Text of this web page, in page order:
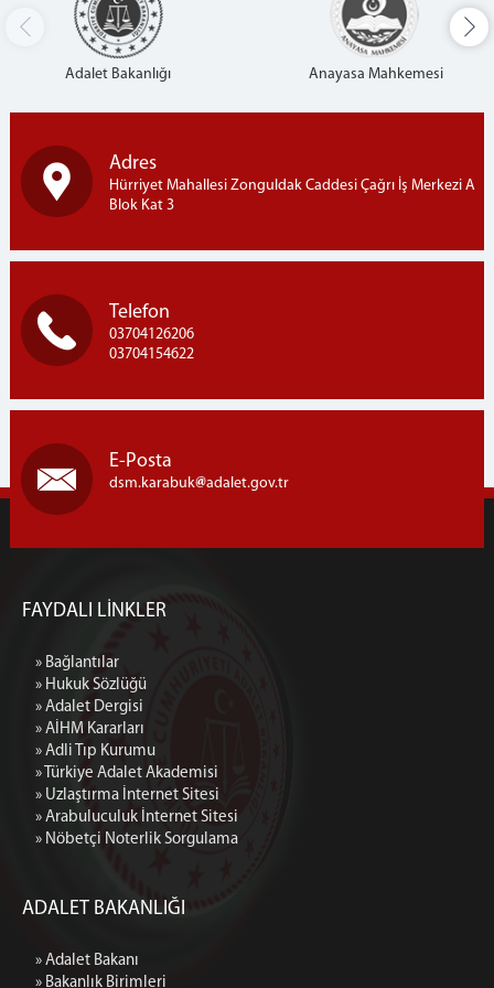
Adalet Bakanlığı Anayasa Mahkemesi
Adres
Hürriyet Mahallesi Zonguldak Caddesi Çağrı İş Merkezi A
Blok Kat 3
Telefon
03704126206
03704154622
E-Posta
dsm.karabuk adalet.gov.tr
FAYDALI LİNKLER
» Bağlantılar
» Hukuk Sözlüğü
» Adalet Dergisi
» AİHM Kararları
» Adli Tıp Kurumu
» Türkiye Adalet Akademisi
» Uzlaştırma İnternet Sitesi
» Arabuluculuk İnternet Sitesi
» Nöbetçi Noterlik Sorgulama
ADALET BAKANLIĞI
» Adalet Bakanı
» Bakanlık Birimleri